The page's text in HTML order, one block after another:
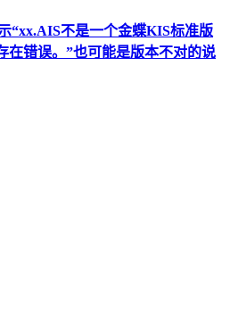
“xx.AIS不是一个金蝶KIS标准版
在错误。”也可能是版本不对的说